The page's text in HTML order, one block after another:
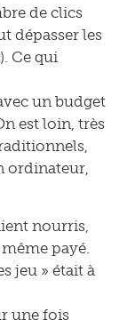
de clics
dépasser les
Ce qui
un budget
est loin, très
ordinateur,
nourris,
payé.
jeu » était à
une fois